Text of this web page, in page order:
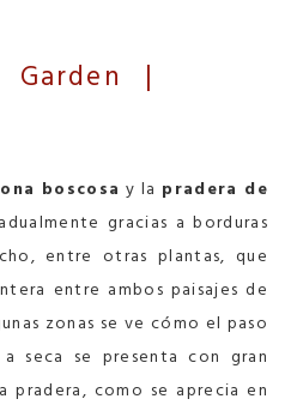
Garden |
boscosa y la pradera de
gracias a borduras
entre otras plantas, que
entre ambos paisajes de
zonas se ve cómo el paso
seca se presenta con gran
pradera, como se aprecia en